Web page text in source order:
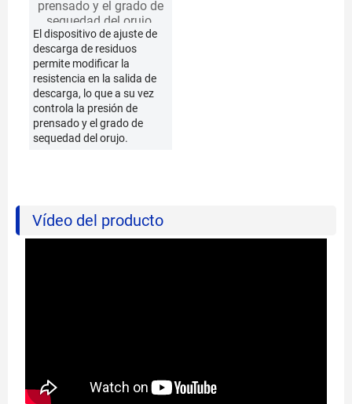
El dispositivo de ajuste de
descarga de residuos
permite modificar la
resistencia en la salida de
descarga, lo que a su vez
controla la presión de
prensado y el grado de
sequedad del orujo.
Vídeo del producto